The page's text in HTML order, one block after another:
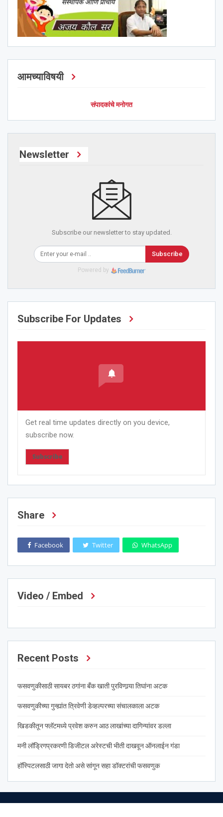
आमच्याविषयी
संपादकांचे मनोगत
Newsletter
Subscribe our newsletter to stay updated.
Subscribe
Powered by
Subscribe For Updates
Get real time updates directly on you device,
subscribe now.
Subscribe
Share
Facebook Twitter WhatsApp
Video / Embed
Recent Posts
फसवणुकीसाठी सायबर ठगांना बँक खाती पुरविणार्‍या तिघांना अटक
फसवणुकीच्या गुन्ह्यांत त्रिवेणी डेव्हल्परच्या संचालकाला अटक
खिडकीतून फ्लॅटमध्ये प्रवेश करुन आठ लाखांच्या दागिन्यांवर डल्ला
मनी लॉड्रिगप्रकरणी डिजीटल अरेस्टची भीती दाखवून ऑनलाईन गंडा
हॉस्पिटलसाठी जागा देतो असे सांगून सहा डॉक्टरांची फसवणुक